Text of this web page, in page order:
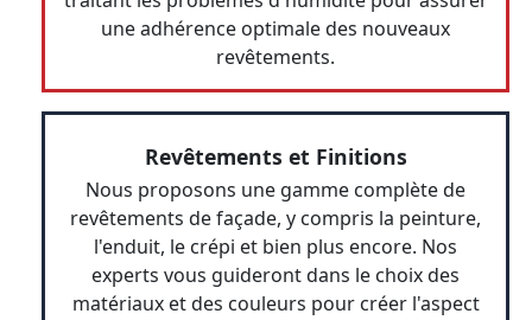
une adhérence optimale des nouveaux
revêtements.
Revêtements et Finitions
Nous proposons une gamme complète de
revêtements de façade, y compris la peinture,
l'enduit, le crépi et bien plus encore. Nos
experts vous guideront dans le choix des
matériaux et des couleurs pour créer l'aspect